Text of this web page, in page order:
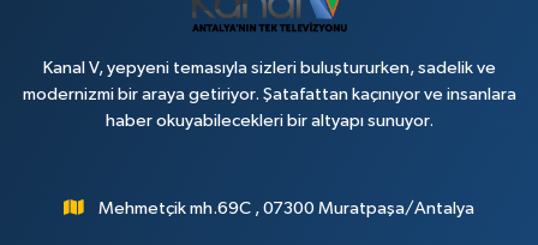
Kanal V, yepyeni temasıyla sizleri buluştururken, sadelik ve
modernizmi bir araya getiriyor. Şatafattan kaçınıyor ve insanlara
haber okuyabilecekleri bir altyapı sunuyor.
Mehmetçik mh.69C , 07300 Muratpaşa/Antalya